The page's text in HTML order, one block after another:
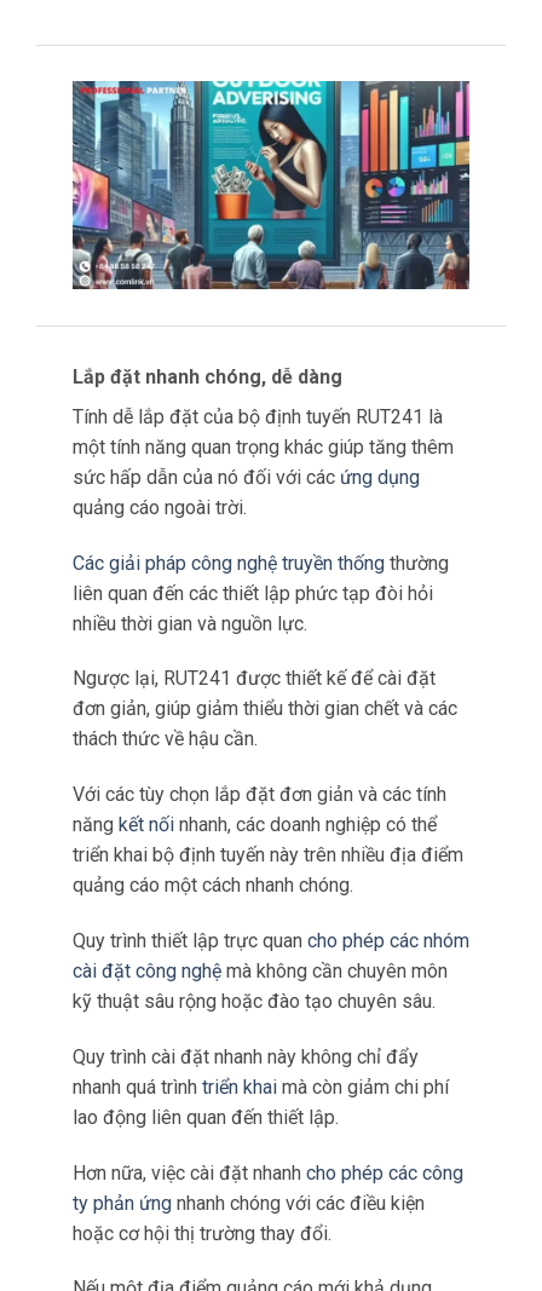
rằngcác côngty vẫn linh hoạt và phản ứng
Lắp đặt nhanh chóng, dễ dàng
Tính dễ lắp đặt của bộ định tuyến RUT241 là
một tính năng quan trọng khác giúp tăng thêm
sức hấp dẫn của nó đối với các
ứng dụng
quảng cáo ngoài trời.
Các giải pháp công nghệ truyền thống
thường
liên quan đến các thiết lập phức tạp đòi hỏi
nhiều thời gian và nguồn lực.
Ngược lại, RUT241 được thiết kế để cài đặt
đơn giản, giúp giảm thiểu thời gian chết và các
thách thức về hậu cần.
Với các tùy chọn lắp đặt đơn giản và các tính
năng kết nốinhanh, các doanh nghiệp có thể
triển khai bộ định tuyến này trên nhiều địa điểm
quảng cáo một cách nhanh chóng.
Quy trình thiết lập trực quan cho phép các nhóm
cài đặt công nghệmà không cần chuyên môn
kỹ thuật sâu rộng hoặc đào tạo chuyên sâu.
Quy trình cài đặt nhanh này không chỉ đẩy
nhanh quá trình
triển khai
mà còn giảm chi phí
lao động liên quan đến thiết lập.
Hơn nữa, việc cài đặt nhanh
cho phép các công